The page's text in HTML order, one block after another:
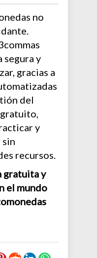
no
segura y
gracias a
del
y
recursos.
gratuita y
el mundo